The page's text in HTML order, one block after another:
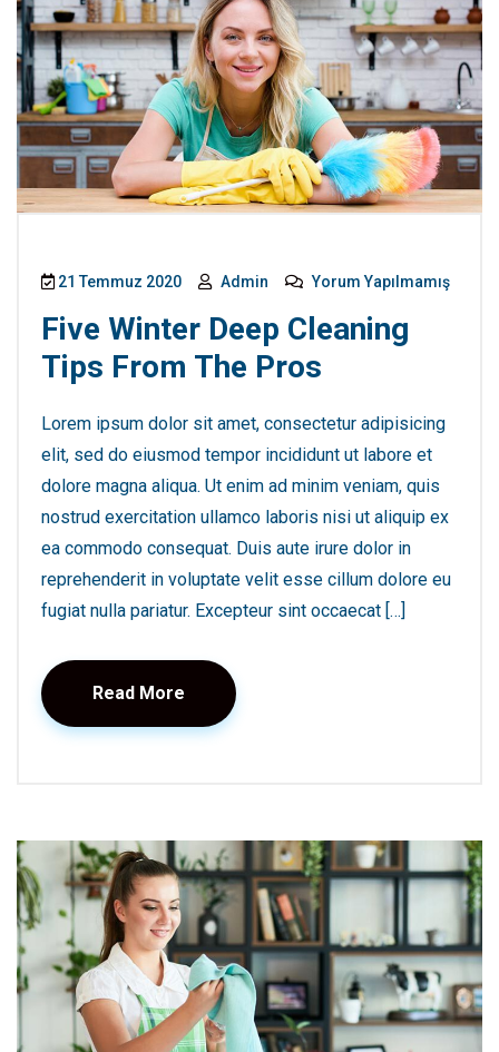
21 Temmuz 2020 Admin Yorum Yapılmamış
Five Winter Deep Cleaning
Tips From The Pros
Lorem ipsum dolor sit amet, consectetur adipisicing
elit, sed do eiusmod tempor incididunt ut labore et
dolore magna aliqua. Ut enim ad minim veniam, quis
nostrud exercitation ullamco laboris nisi ut aliquip ex
ea commodo consequat. Duis aute irure dolor in
reprehenderit in voluptate velit esse cillum dolore eu
fugiat nulla pariatur. Excepteur sint occaecat […]
Read More